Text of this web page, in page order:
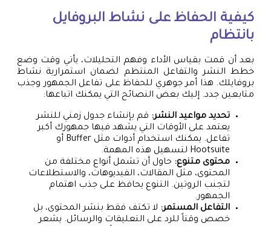
كيفية الحفاظ على نشاط البروفايل
بانتظام
بعد أن قمت بقياس الأداء وفهم التحليلات، يأتي وقت وضع
خطط النشر والتفاعل المنتظم لضمان استمرارية نشاط
بروفايلك. هذا أمر جوهري للحفاظ على تفاعل الجمهور وجذب
متابعين جدد. إليك بعض النصائح التي يمكنك اتباعها:
تحديد مواعيد النشر: قم بإنشاء جدول زمني للنشر
يعتمد على الأوقات التي يشهد فيها جمهورك أكبر
تفاعل. يمكنك استخدام أدوات مثل Buffer أو
Hootsuite لتسهيل هذه المهمة.
محتوى متنوع: حاول أن تشمل أنواع مختلفة من
المحتوى، مثل المقالات، الفيديوهات، والاستطلاعات
لتجنب الروتين. التنوع يحافظ على جذب اهتمام
الجمهور.
التفاعل المستمر: لا تكتف فقط بنشر المحتوى، بل
خصص وقتاً للرد على التعليقات والرسائل. يشعر